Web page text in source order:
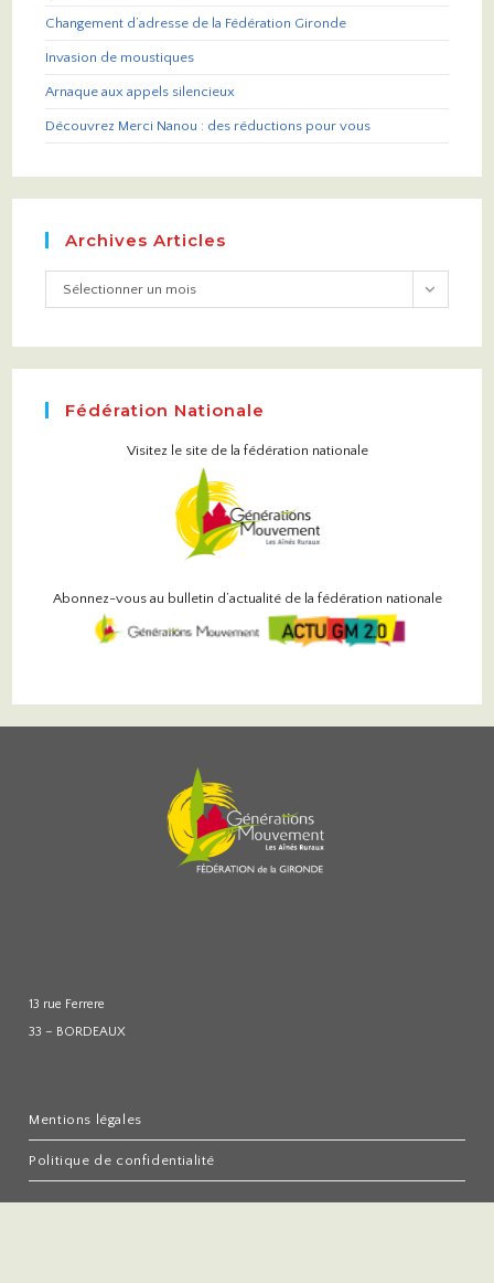
Changement d’adresse de la Fédération Gironde
Invasion de moustiques
Arnaque aux appels silencieux
Découvrez Merci Nanou : des réductions pour vous
Archives Articles
Sélectionner un mois
Fédération Nationale
Visitez le site de la fédération nationale
Abonnez-vous au bulletin d’actualité de la fédération nationale
13 rue Ferrere
33 – BORDEAUX
Mentions légales
Politique de confidentialité